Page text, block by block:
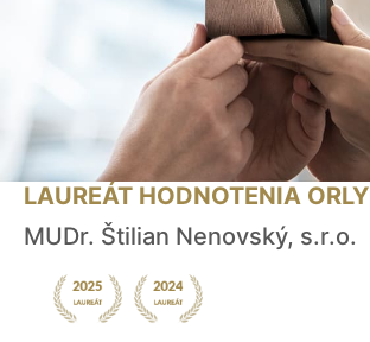
LAUREÁT HODNOTENIA ORLY
MUDr. Štilian Nenovský, s.r.o.